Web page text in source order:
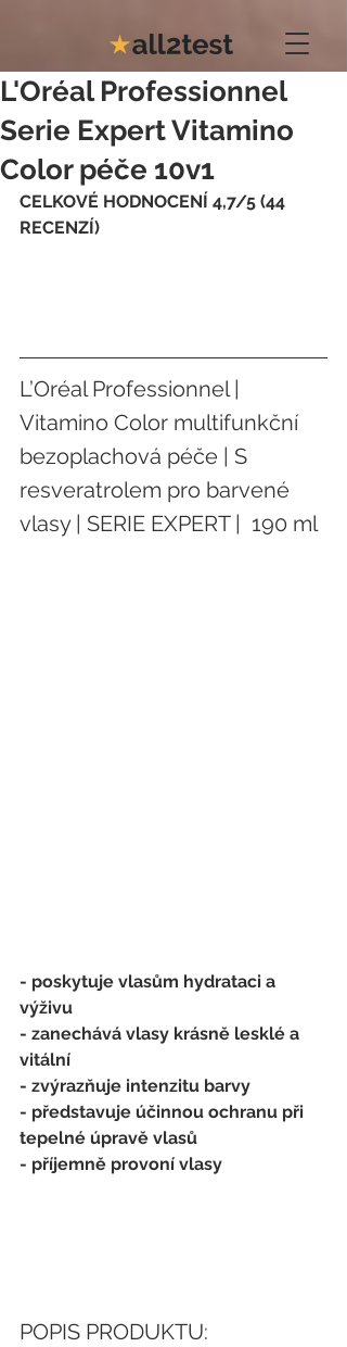
L'Oréal Professionnel
Serie Expert Vitamino
Color péče 10v1
CELKOVÉ HODNOCENÍ 4,7/5 (44
RECENZÍ)
L’Oréal Professionnel |
Vitamino Color multifunkční
bezoplachová péče | S
resveratrolem pro barvené
vlasy | SERIE EXPERT |  190 ml
- poskytuje vlasům hydrataci a
výživu
- zanechává vlasy krásně lesklé a
vitální
- zvýrazňuje intenzitu barvy
- představuje účinnou ochranu při
tepelné úpravě vlasů
- příjemně provoní vlasy
POPIS PRODUKTU: